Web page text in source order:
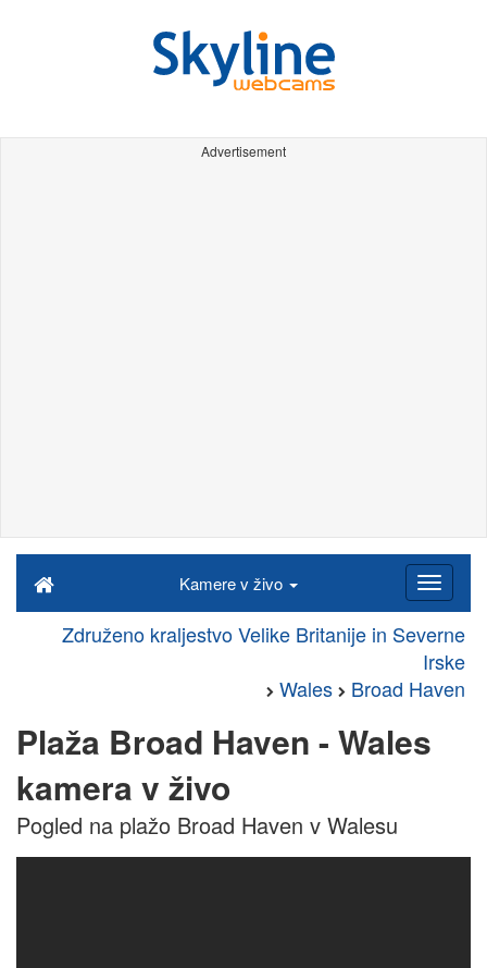
Advertisement
Kamere v živo
Združeno kraljestvo Velike Britanije in Severne
Irske
Wales
Broad Haven
Plaža Broad Haven - Wales
kamera v živo
Pogled na plažo Broad Haven v Walesu